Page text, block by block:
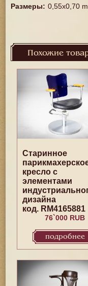
Размеры: 0,55x0,70
Похожие
Старинное
кресло с
элементами
дизайна
код. RM4165881
76`000 RUB
подробнее